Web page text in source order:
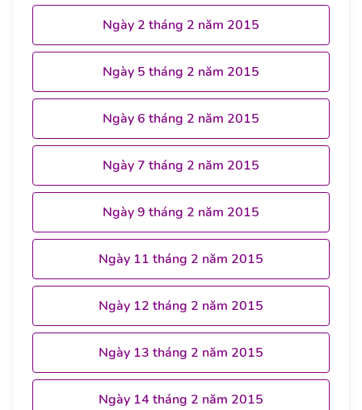
Ngày 2 tháng 2 năm 2015
Ngày 5 tháng 2 năm 2015
Ngày 6 tháng 2 năm 2015
Ngày 7 tháng 2 năm 2015
Ngày 9 tháng 2 năm 2015
Ngày 11 tháng 2 năm 2015
Ngày 12 tháng 2 năm 2015
Ngày 13 tháng 2 năm 2015
Ngày 14 tháng 2 năm 2015